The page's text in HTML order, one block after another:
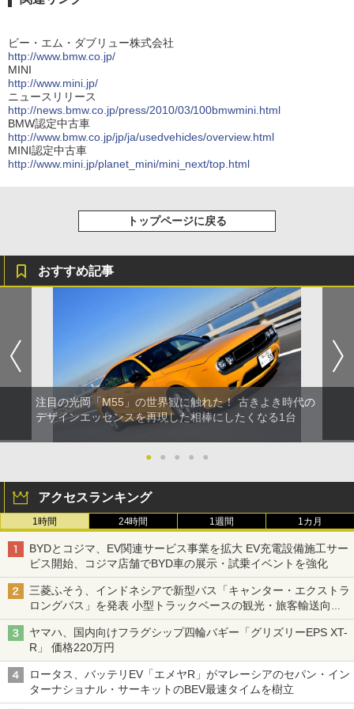
ビー・エム・ダブリュー株式会社
http://www.bmw.co.jp/
MINI
http://www.mini.jp/
ニュースリリース
http://news.bmw.co.jp/press/2010/03/100bmwmini.html
BMW認定中古車
http://www.bmw.co.jp/jp/ja/usedvehicles/overview.html
MINI認定中古車
http://www.mini.jp/planet_mini/mini_next/top.html
トップページに戻る
おすすめ記事
注目の光岡「M55」の世界観に触れた！ 古きよき時代の
デザインエッセンスを再現した相棒にしたくなる1台
● ● ● ● ●
アクセスランキング
1時間 24時間 1週間 1カ月
BYDとコジマ、EV関連サービス事業を拡大 EV充電設備施工サー
ビス開始、コジマ店舗でBYD車の展示・試乗イベントを強化
三菱ふそう、インドネシアで新型バス「キャンター・エクストラ
ロングバス」を発表 小型トラックベースの観光・旅客輸送向け
バス
ヤマハ、国内向けフラグシップ四輪バギー「グリズリーEPS XT-
R」 価格220万円
ロータス、バッテリEV「エメヤR」がマレーシアのセパン・イン
ターナショナル・サーキットのBEV最速タイムを樹立